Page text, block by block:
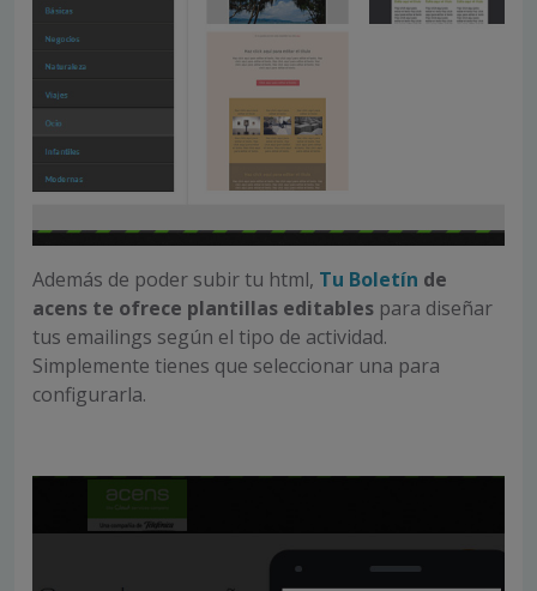
Además de poder subir tu html, Tu Boletín de
acens te ofrece plantillas editables para diseñar
tus emailings según el tipo de actividad.
Simplemente tienes que seleccionar una para
configurarla.